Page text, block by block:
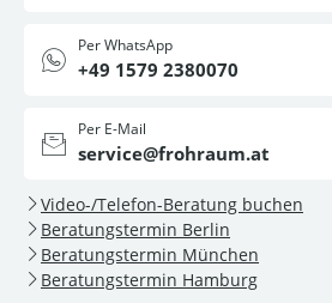
Per WhatsApp
+49 1579 2380070
Per E-Mail
service@frohraum.at
Video-/Telefon-Beratung buchen
Beratungstermin Berlin
Beratungstermin München
Beratungstermin Hamburg